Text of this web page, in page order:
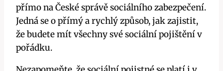
přímo na České správě sociálního zabezpečení.
Jedná se o přímý a rychlý způsob, jak zajistit,
že budete mít všechny své sociální pojištění v
pořádku.